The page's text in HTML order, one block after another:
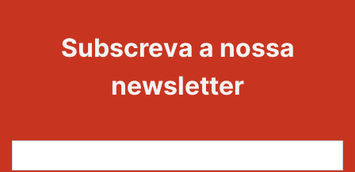
Evento
Subscreva a nossa
newsletter